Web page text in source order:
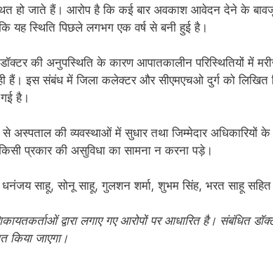
हो जाते हैं। आरोप है कि कई बार अवकाश आवेदन देने के
कि यह स्थिति पिछले लगभग एक वर्ष से बनी हुई है।
की अनुपस्थिति के कारण आपातकालीन परिस्थितियों में
रही हैं। इस संबंध में जिला कलेक्टर और सीएमएचओ दुर्ग को
गई है।
से अस्पताल की व्यवस्थाओं में सुधार तथा जिम्मेदार अधिकारियों
प्रकार की असुविधा का सामना न करना पड़े।
धनंजय साहू, सोनू साहू, गुलशन शर्मा, शुभम सिंह, भरत साहू सहित
द्वारा लगाए गए आरोपों पर आधारित है। संबंधित
किया जाएगा।